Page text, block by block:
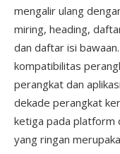
mengalir ulang
miring, heading,
dan daftar isi
kompatibilitas
perangkat dan
dekade perangkat
ketiga pada platform
yang ringan